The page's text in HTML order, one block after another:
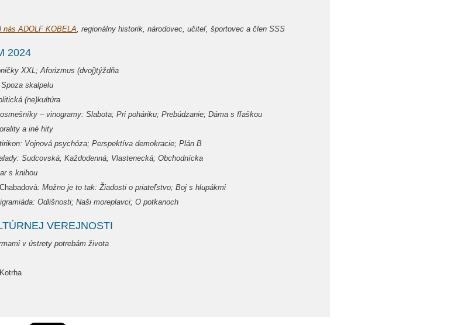
nás ADOLF KOBELA, regionálny historik, národovec, učiteľ, športovec a člen SSS
2024
XXL; Aforizmus (dvoj)týždňa
Spoza skalpelu
(ne)kultúra
– vinogramy: Slabota; Pri poháriku; Prebúdzanie; Dáma s fľaškou
a iné hity
Vojnová psychóza; Perspektíva demokracie; Plán B
Sudcovská; Každodenná; Vlastenecká; Obchodnícka
s knihou
Možno je to tak: Žiadosti o priateľstvo; Boj s hlupákmi
Odlišnosti; Naši moreplavci; O potkanoch
VEREJNOSTI
v ústrety potrebám života